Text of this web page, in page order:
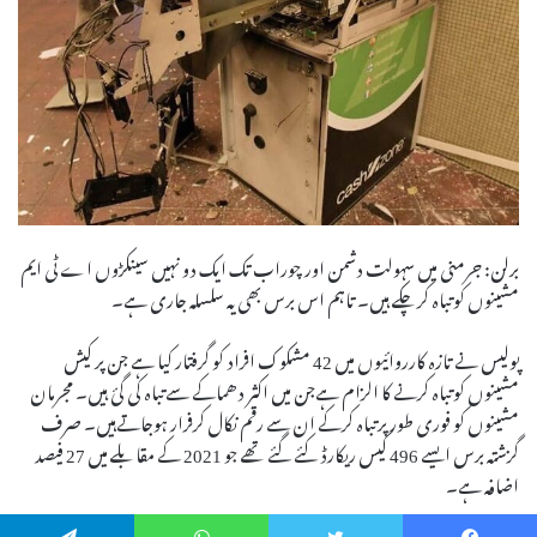
برلن: جرمنی میں سہولت دشمن اور چوراب تک ایک دو نہیں سینکڑوں اے ٹی ایم
مشینوں کو تباہ کرچکے ہیں۔ تاہم اس برس بھی یہ سلسلہ جاری ہے۔
پولیس نے تازہ کارروائیوں میں 42 مشکوک افراد کو گرفتار کیا ہے جن پر کیش
مشینوں کو تباہ کرنے کا الزام ہےجن میں اکثر دھماکے سے تباہ کی گئ ہیں۔ مجرمان
مشینوں کو فوری طور پر تباہ کرکے ان سے رقم نکال کرفرار ہوجاتےہیں۔ صرف
گزشتہ برس ایسے 496 کیس ریکارڈ کئے گئے تھے جو 2021 کے مقابلے میں 27 فیصد
اضافہ ہے۔